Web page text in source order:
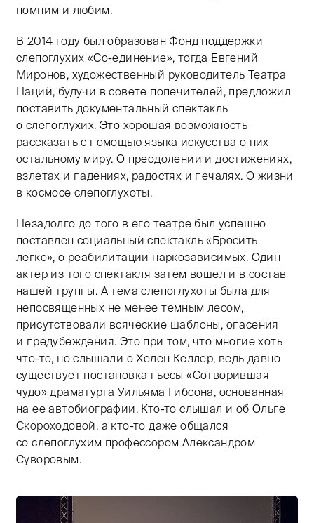
помним и любим.
В 2014 году был образован Фонд поддержки
слепоглухих «Со-единение», тогда Евгений
Миронов, художественный руководитель Театра
Наций, будучи в совете попечителей, предложил
поставить документальный спектакль
о слепоглухих. Это хорошая возможность
рассказать с помощью языка искусства о них
остальному миру. О преодолении и достижениях,
взлетах и падениях, радостях и печалях. О жизни
в космосе слепоглухоты.
Незадолго до того в его театре был успешно
поставлен социальный спектакль «Бросить
легко», о реабилитации наркозависимых. Один
актер из того спектакля затем вошел и в состав
нашей труппы. А тема слепоглухоты была для
непосвященных не менее темным лесом,
присутствовали всяческие шаблоны, опасения
и предубеждения. Это при том, что многие хоть
что-то, но слышали о Хелен Келлер, ведь давно
существует постановка пьесы «Сотворившая
чудо» драматурга Уильяма Гибсона, основанная
на ее автобиографии. Кто-то слышал и об Ольге
Скороходовой, а кто-то даже общался
со слепоглухим профессором Александром
Суворовым.